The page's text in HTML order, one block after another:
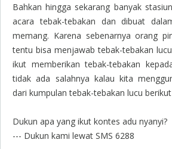
Bahkan hingga sekarang banyak
acara tebak-tebakan dan dibuat
memang. Karena sebenarnya orang
tentu bisa menjawab tebak-tebakan
ikut memberikan tebak-tebakan
tidak ada salahnya kalau kita
dari kumpulan tebak-tebakan lucu
Dukun apa yang ikut kontes adu nyanyi?
--- Dukun kami lewat SMS 6288